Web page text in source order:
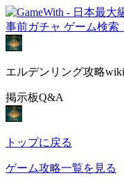
事前ガチャ ゲーム検索
エルデンリング攻略
掲示板Q&A
トップに戻る
ゲーム攻略一覧を見る